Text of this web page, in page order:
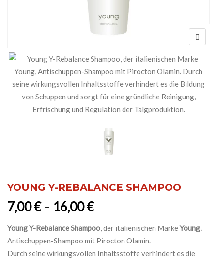
YOUNG Y-REBALANCE SHAMPOO
7,00€– 16,00€
Young Y-Rebalance Shampoo, der italienischen MarkeYoung,
Antischuppen-Shampoo mit Pirocton Olamin.
Durch seine wirkungsvollen Inhaltsstoffe verhindert es die